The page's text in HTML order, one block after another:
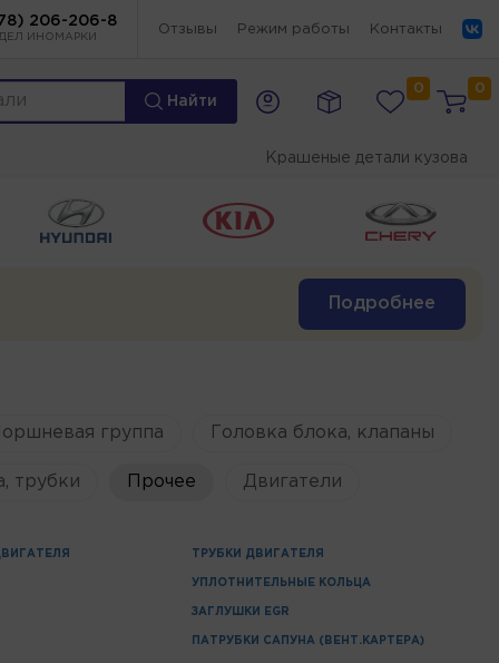
206-206-8
ИНОМАРКИ
Отзывы Режим работы Контакты
Найти
0 0
Крашеные детали кузова
Подробнее
группа Головка блока, клапаны
трубки Прочее Двигатели
ТРУБКИ ДВИГАТЕЛЯ
УПЛОТНИТЕЛЬНЫЕ КОЛЬЦА
ЗАГЛУШКИ EGR
ПАТРУБКИ САПУНА (ВЕНТ.КАРТЕРА)